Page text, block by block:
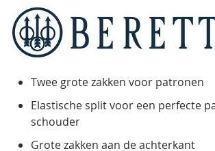
Twee grote zakken voor patronen
Elastische split voor een perfecte
schouder
Grote zakken aan de achterkant